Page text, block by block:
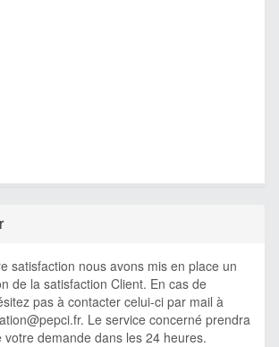
satisfaction nous avons mis en place un
de la satisfaction Client. En cas de
pas à contacter celui-ci par mail à
. Le service concerné prendra
votre demande dans les 24 heures.